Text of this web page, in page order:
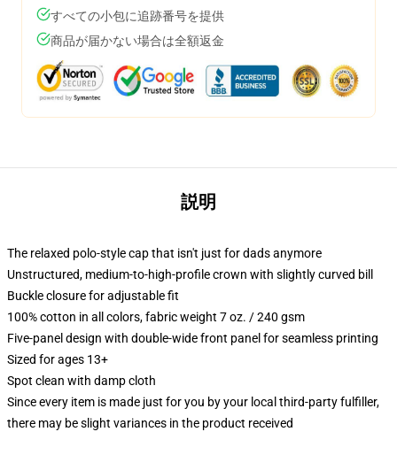
すべての小包に追跡番号を提供
商品が届かない場合は全額返金
説明
The relaxed polo-style cap that isn't just for dads anymore
Unstructured, medium-to-high-profile crown with slightly curved bill
Buckle closure for adjustable fit
100% cotton in all colors, fabric weight 7 oz. / 240 gsm
Five-panel design with double-wide front panel for seamless printing
Sized for ages 13+
Spot clean with damp cloth
Since every item is made just for you by your local third-party fulfiller,
there may be slight variances in the product received